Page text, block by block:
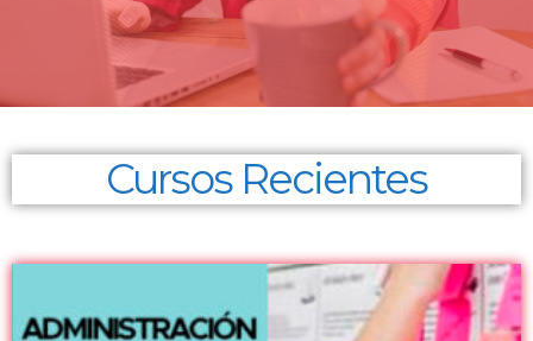
Cursos Recientes